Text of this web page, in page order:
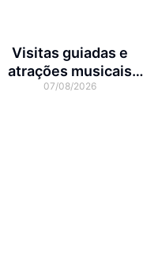
Visitas guiadas e
atrações musicais
movimentam a agenda
07/08/2026